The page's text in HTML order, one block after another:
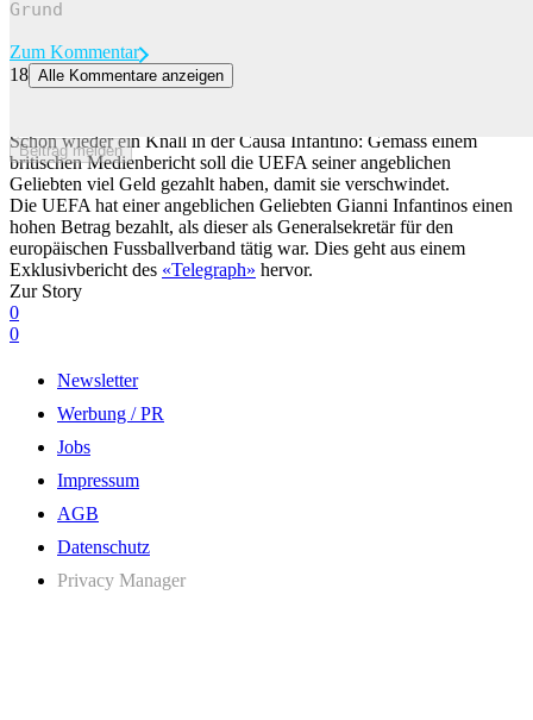
Beitrag melden
Zum Kommentar
18 Alle Kommentare anzeigen
Schon wieder ein Knall in der Causa Infantino: Gemäss einem
britischen Medienbericht soll die UEFA seiner angeblichen
Geliebten viel Geld gezahlt haben, damit sie verschwindet.
Die UEFA hat einer angeblichen Geliebten Gianni Infantinos einen
hohen Betrag bezahlt, als dieser als Generalsekretär für den
europäischen Fussballverband tätig war. Dies geht aus einem
Exklusivbericht des «Telegraph» hervor.
Zur Story
0
0
Newsletter
Werbung / PR
Jobs
Impressum
AGB
Datenschutz
Privacy Manager